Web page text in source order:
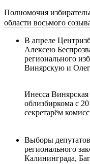
Полномочия
области восьмого
В апреле
Алексею
регионального
Винярскую и
Инесса Винярская
облизбиркома с
секретарём
Выборы
регионального
Калининграда,